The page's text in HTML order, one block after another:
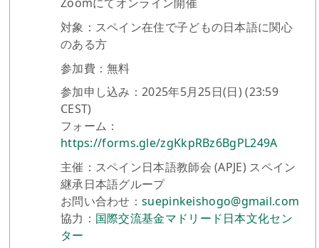
Zoomにてオンライン開催
対象：スペイン在住で子どもの日本語に関心
のある方
参加費：無料
参加申し込み：2025年5月25日(日) (23:59
CEST)
フォーム：
https://forms.gle/zgKkpRBz6BgPL249A
主催：スペイン日本語教師会 (APJE) スペイン
継承日本語グループ
お問い合わせ：suepinkeishogo@gmail.com
協力： 国際交流基金マドリード日本文化セン
ター